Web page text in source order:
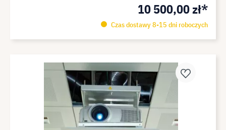
10 500,00 zł*
Czas dostawy 8-15 dni roboczych